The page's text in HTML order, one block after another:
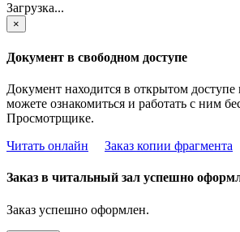
Загрузка...
×
Документ в свободном доступе
Документ находится в открытом
можете ознакомиться и работать с ним
Просмотрщике.
Читать онлайн
Заказ копии фрагмента
Заказ в читальный зал успешно
Заказ успешно оформлен.